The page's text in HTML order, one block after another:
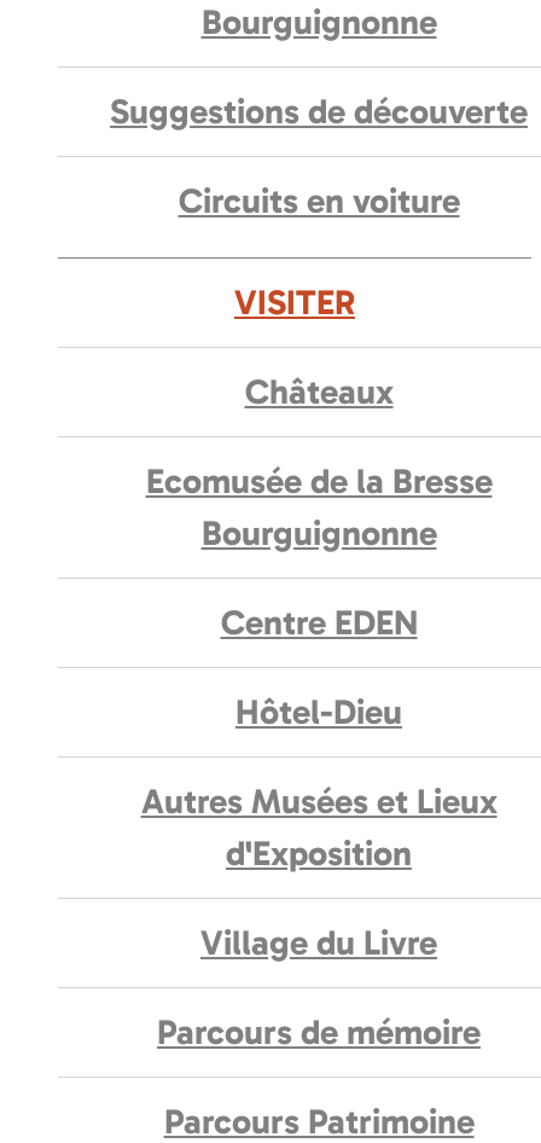
Bourguignonne
Suggestions de découverte
Circuits en voiture
VISITER
Châteaux
Ecomusée de la Bresse
Bourguignonne
Centre EDEN
Hôtel-Dieu
Autres Musées et Lieux
d'Exposition
Village du Livre
Parcours de mémoire
Parcours Patrimoine